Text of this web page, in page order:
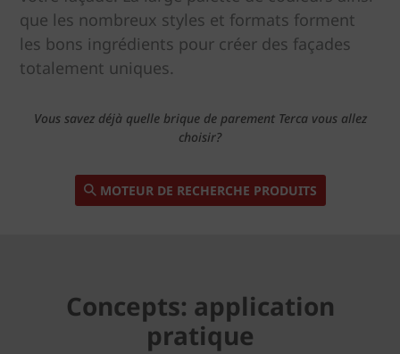
que les nombreux styles et formats forment
les bons ingrédients pour créer des façades
totalement uniques.
Vous savez déjà quelle brique de parement Terca vous allez
choisir?
MOTEUR DE RECHERCHE PRODUITS
Concepts: application
pratique